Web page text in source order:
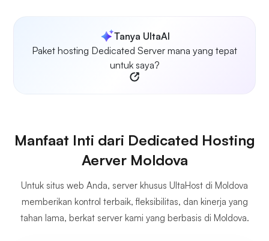
Tanya UltaAI
Paket hosting Dedicated Server mana yang tepat
untuk saya?
Manfaat Inti dari Dedicated Hosting
Aerver Moldova
Untuk situs web Anda, server khusus UltaHost di Moldova
memberikan kontrol terbaik, fleksibilitas, dan kinerja yang
tahan lama, berkat server kami yang berbasis di Moldova.